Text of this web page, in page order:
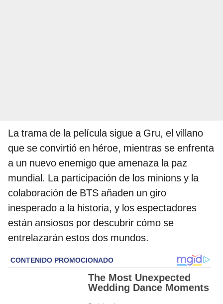
La trama de la película sigue a Gru, el villano
que se convirtió en héroe, mientras se enfrenta
a un nuevo enemigo que amenaza la paz
mundial. La participación de los minions y la
colaboración de BTS añaden un giro
inesperado a la historia, y los espectadores
están ansiosos por descubrir cómo se
entrelazarán estos dos mundos.